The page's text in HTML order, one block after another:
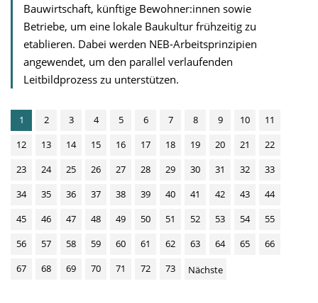
Bauwirtschaft, künftige Bewohner:innen sowie
Betriebe, um eine lokale Baukultur frühzeitig zu
etablieren. Dabei werden NEB-Arbeitsprinzipien
angewendet, um den parallel verlaufenden
Leitbildprozess zu unterstützen.
1 2 3 4 5 6 7 8 9 10
11
12
13 14 15 16 17 18 19 20 21
22
23
24 25 26 27 28 29 30 31 32
33
34
35 36 37 38 39 40 41 42 43
44
45
46 47 48 49 50 51 52 53 54
55
56
57 58 59 60 61 62 63 64 65
66
67
68 69 70 71 72 73 Nächste